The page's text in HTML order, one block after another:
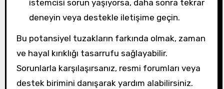
istemcisi sorun yaşıyorsa, daha sonra tekrar
deneyin veya destekle iletişime geçin.
Bu potansiyel tuzakların farkında olmak, zaman
ve hayal kırıklığı tasarrufu sağlayabilir.
Sorunlarla karşılaşırsanız, resmi forumları veya
destek birimini danışarak yardım alabilirsiniz.